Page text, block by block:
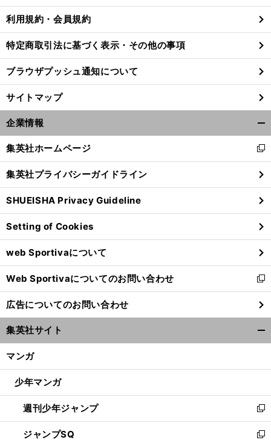
利用規約・会員規約
特定商取引法に基づく表示・その他の事項
ブラウザプッシュ通知について
サイトマップ
企業情報
閉
る
集英社ホームページ
新
し
い
ウ
ィ
ン
ド
ウ
で
開
く
集英社プライバシーガイドライン
SHUEISHA Privacy Guideline
Setting of Cookies
web Sportivaについて
Web Sportivaについてのお問い合わせ
新
し
い
ウ
ィ
ン
ウ
開
く
広告についてのお問い合わせ
集英社サイト
マンガ
少年マンガ
週刊少年ジャンプ
新
し
い
ジャンプSQ
新